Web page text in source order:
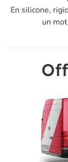
En silicone,
un